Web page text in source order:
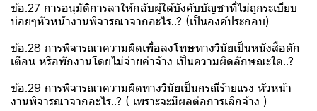
ข้อ.27 การอนุมัติการลาให้กลับผู้ใต้บังคับบัญชาที่ไม่ถูกระเบียบ
บ่อยๆหัวหน้างานพิจารณาจากอะไร..? (เป็นองค์ประกอบ)
ข้อ.28 การพิจารณาความผิดเพื่อลงโทษทางวินัยเป็นหนังสือตัก
เตือน หรือพักงานโดยไม่จ่ายค่าจ้าง เป็นความผิดลักษณะใด..?
ข้อ.29 การพิจารณาความผิดทางวินัยเป็นกรณีร้ายแรง หัวหน้า
งานพิจารณาจากอะไร..? ( เพราะจะมีผลต่อการเลิกจ้าง )